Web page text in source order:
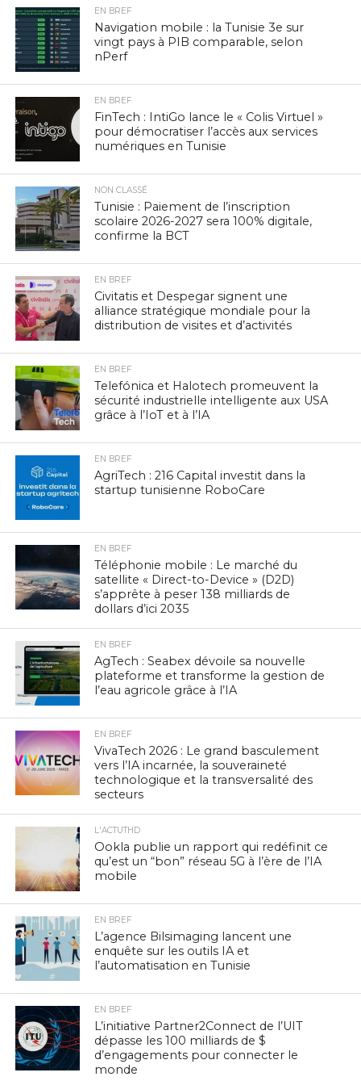
EN BREF
Navigation mobile : la Tunisie 3e sur
vingt pays à PIB comparable, selon
nPerf
EN BREF
FinTech : IntiGo lance le « Colis Virtuel »
pour démocratiser l’accès aux services
numériques en Tunisie
NON CLASSÉ
Tunisie : Paiement de l’inscription
scolaire 2026-2027 sera 100% digitale,
confirme la BCT
EN BREF
Civitatis et Despegar signent une
alliance stratégique mondiale pour la
distribution de visites et d’activités
EN BREF
Telefónica et Halotech promeuvent la
sécurité industrielle intelligente aux USA
grâce à l’IoT et à l’IA
EN BREF
AgriTech : 216 Capital investit dans la
startup tunisienne RoboCare
EN BREF
Téléphonie mobile : Le marché du
satellite « Direct-to-Device » (D2D)
s’apprête à peser 138 milliards de
dollars d’ici 2035
EN BREF
AgTech : Seabex dévoile sa nouvelle
plateforme et transforme la gestion de
l’eau agricole grâce à l’IA
EN BREF
VivaTech 2026 : Le grand basculement
vers l’IA incarnée, la souveraineté
technologique et la transversalité des
secteurs
L'ACTUTHD
Ookla publie un rapport qui redéfinit ce
qu’est un “bon” réseau 5G à l’ère de l’IA
mobile
EN BREF
L’agence Bilsimaging lancent une
enquête sur les outils IA et
l’automatisation en Tunisie
EN BREF
L’initiative Partner2Connect de l’UIT
dépasse les 100 milliards de $
d’engagements pour connecter le
monde